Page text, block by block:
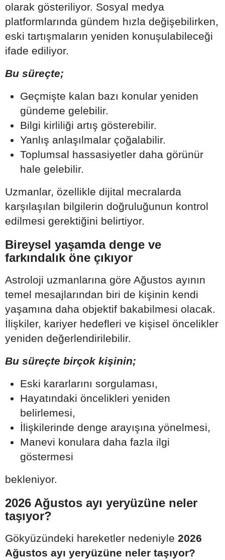
olarak gösteriliyor. Sosyal medya
platformlarında gündem hızla değişebilirken,
eski tartışmaların yeniden konuşulabileceği
ifade ediliyor.
Bu süreçte;
Geçmişte kalan bazı konular yeniden
gündeme gelebilir.
Bilgi kirliliği artış gösterebilir.
Yanlış anlaşılmalar çoğalabilir.
Toplumsal hassasiyetler daha görünür
hale gelebilir.
Uzmanlar, özellikle dijital mecralarda
karşılaşılan bilgilerin doğruluğunun kontrol
edilmesi gerektiğini belirtiyor.
Bireysel yaşamda denge ve
farkındalık öne çıkıyor
Astroloji uzmanlarına göre Ağustos ayının
temel mesajlarından biri de kişinin kendi
yaşamına daha objektif bakabilmesi olacak.
İlişkiler, kariyer hedefleri ve kişisel öncelikler
yeniden değerlendirilebilir.
Bu süreçte birçok kişinin;
Eski kararlarını sorgulaması,
Hayatındaki öncelikleri yeniden
belirlemesi,
İlişkilerinde denge arayışına yönelmesi,
Manevi konulara daha fazla ilgi
göstermesi
bekleniyor.
2026 Ağustos ayı yeryüzüne neler
taşıyor?
Gökyüzündeki hareketler nedeniyle 2026
Ağustos ayı yeryüzüne neler taşıyor?